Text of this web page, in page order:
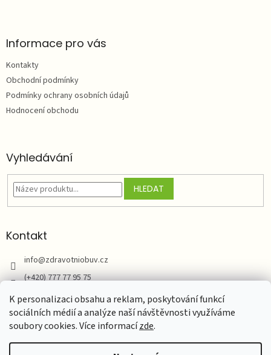
K personalizaci obsahu a reklam, poskytování funkcí
sociálních médií a analýze naší návštěvnosti využíváme
soubory cookies. Více informacízde.
aInformace pro vás
Kontakty
Obchodní podmínky
Podmínky ochrany osobních údajů
Hodnocení obchodu
Vyhledávání
HLEDAT
Kontakt
info@zdravotniobuv.cz
(+420) 777 77 95 75
Zdravotní obuv